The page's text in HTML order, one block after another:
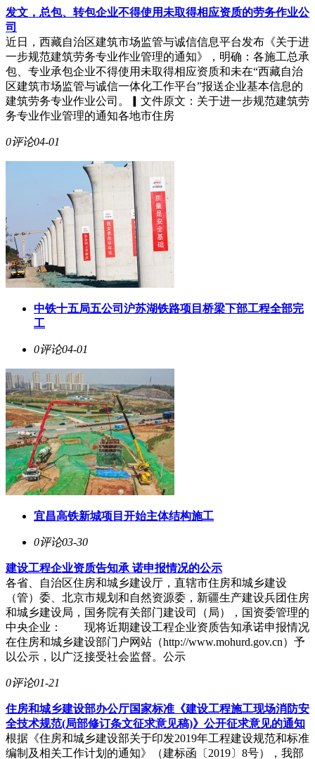
发文，总包、转包企业不得使用未取得相应资质的劳务作业公
司
近日，西藏自治区建筑市场监管与诚信信息平台发布《关于进
一步规范建筑劳务专业作业管理的通知》，明确：各施工总承
包、专业承包企业不得使用未取得相应资质和未在“西藏自治
区建筑市场监管与诚信一体化工作平台”报送企业基本信息的
建筑劳务专业作业公司。▎文件原文：关于进一步规范建筑劳
务专业作业管理的通知各地市住房
0评论04-01
中铁十五局五公司沪苏湖铁路项目桥梁下部工程全部完
工
0评论04-01
宜昌高铁新城项目开始主体结构施工
0评论03-30
建设工程企业资质告知承 诺申报情况的公示
各省、自治区住房和城乡建设厅，直辖市住房和城乡建设
（管）委、北京市规划和自然资源委，新疆生产建设兵团住房
和城乡建设局，国务院有关部门建设司（局），国资委管理的
中央企业： 现将近期建设工程企业资质告知承诺申报情况
在住房和城乡建设部门户网站（http://www.mohurd.gov.cn）予
以公示，以广泛接受社会监督。公示
0评论01-21
住房和城乡建设部办公厅国家标准《建设工程施工现场消防安
全技术规范(局部修订条文征求意见稿)》公开征求意见的通知
根据《住房和城乡建设部关于印发2019年工程建设规范和标准
编制及相关工作计划的通知》（建标函〔2019〕8号），我部